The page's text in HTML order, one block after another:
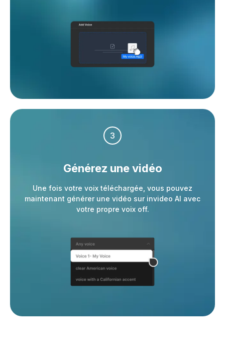
3
Générez une vidéo
Une fois votre voix téléchargée, vous pouvez
maintenant générer une vidéo sur invideo AI avec
votre propre voix off.